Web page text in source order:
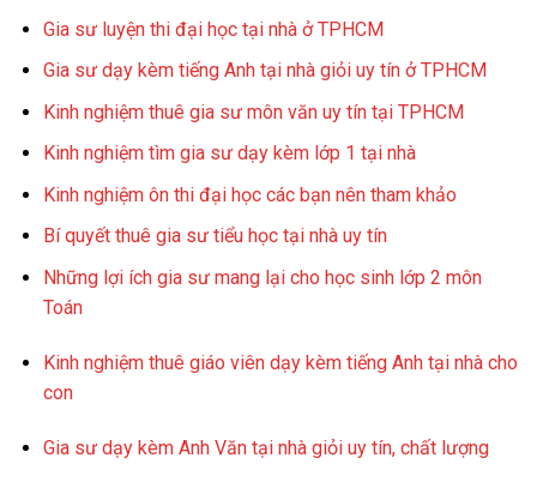
Gia sư luyện thi đại học tại nhà ở TPHCM
Gia sư dạy kèm tiếng Anh tại nhà giỏi uy tín ở TPHCM
Kinh nghiệm thuê gia sư môn văn uy tín tại TPHCM
Kinh nghiệm tìm gia sư dạy kèm lớp 1 tại nhà
Kinh nghiệm ôn thi đại học các bạn nên tham khảo
Bí quyết thuê gia sư tiểu học tại nhà uy tín
Những lợi ích gia sư mang lại cho học sinh lớp 2 môn
Toán
Kinh nghiệm thuê giáo viên dạy kèm tiếng Anh tại nhà cho
con
Gia sư dạy kèm Anh Văn tại nhà giỏi uy tín, chất lượng